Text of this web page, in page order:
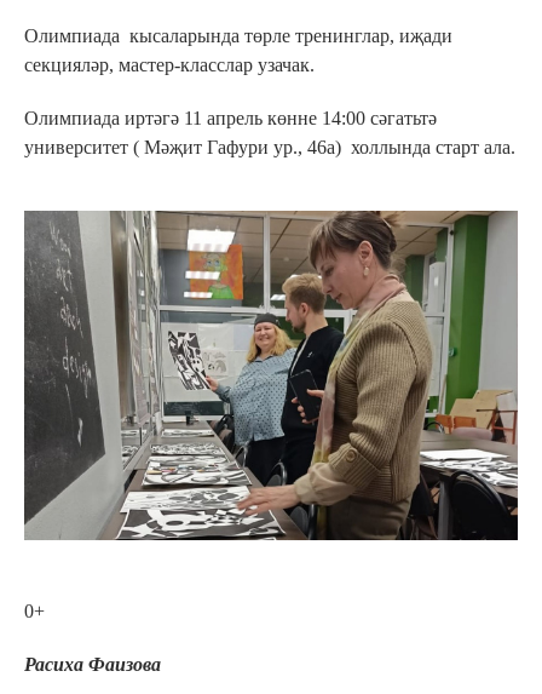
Олимпиада кысаларында төрле тренинглар, иҗади
секцияләр, мастер-класслар узачак.
Олимпиада иртәгә 11 апрель көнне 14:00 сәгатьтә
университет ( Мәҗит Гафури ур., 46а) холлында старт ала.
0+
Расиха Фаизова